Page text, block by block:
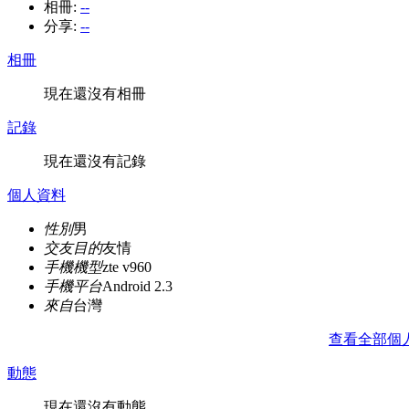
相冊: --
分享: --
相冊
現在還沒有相冊
記錄
現在還沒有記錄
個人資料
性別男
交友目的友情
手機機型zte v960
手機平台Android 2.3
來自台灣
查看全部個
動態